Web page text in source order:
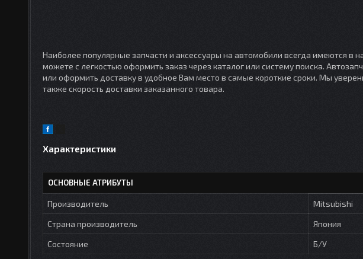
Наиболее популярные запчасти и аксессуары на автомобили всегда имеются в
можете с легкостью оформить заказ через каталог или систему поиска.
или оформить доставку в удобное Вам место в самые короткие сроки. Мы
также скорость доставки заказанного товара.
Характеристики
ОСНОВНЫЕ АТРИБУТЫ
Производитель
Mitsubishi
Страна производитель
Япония
Состояние
Б/У